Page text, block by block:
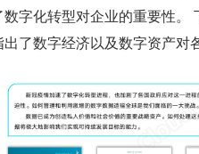
字化转型对企业的重要性。
了数字经济以及数字资产对